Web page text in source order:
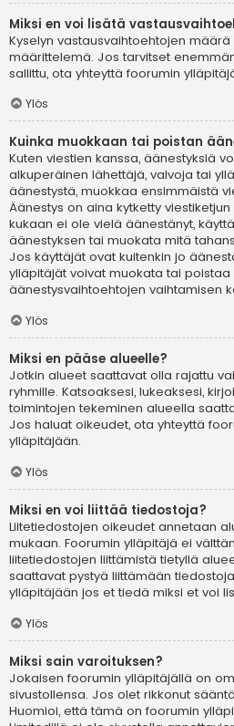
Miksi en voi lisätä
Kyselyn vastausvaihtoehtojen
määrittelemä. Jos tarvitset
sallittu, ota yhteyttä foorumin
Ylös
Kuinka muokkaan tai poistan
Kuten viestien kanssa, äänestyksiä
alkuperäinen lähettäjä, valvoja tai
äänestystä, muokkaa ensimmäistä
Äänestys on aina kytketty
kukaan ei ole vielä äänestänyt,
äänestyksen tai muokata mitä
Jos käyttäjät ovat kuitenkin jo
ylläpitäjät voivat muokata tai poistaa
äänestysvaihtoehtojen vaihtamisen
Ylös
Miksi en pääse alueelle?
Jotkin alueet saattavat olla rajattu
ryhmille. Katsoaksesi, lukeaksesi,
toimintojen tekeminen alueella
Jos haluat oikeudet, ota yhteyttä
ylläpitäjään.
Ylös
Miksi en voi liittää tiedostoja?
Liitetiedostojen oikeudet annetaan
mukaan. Foorumin ylläpitäjä ei
liitetiedostojen liittämistä tietyllä
saattavat pystyä liittämään
ylläpitäjään jos et tiedä miksi et voi
Ylös
Miksi sain varoituksen?
Jokaisen foorumin ylläpitäjällä on
sivustollensa. Jos olet rikkonut
Huomioi, että tämä on foorumin